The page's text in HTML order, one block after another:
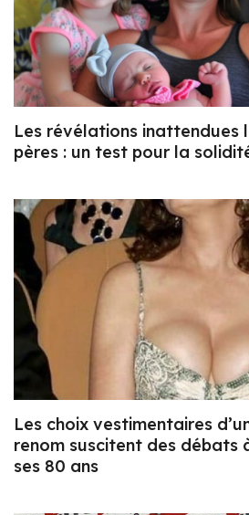
Les révélations inattendues
pères : un test pour la
Les choix vestimentaires
renom suscitent des débats
ses 80 ans